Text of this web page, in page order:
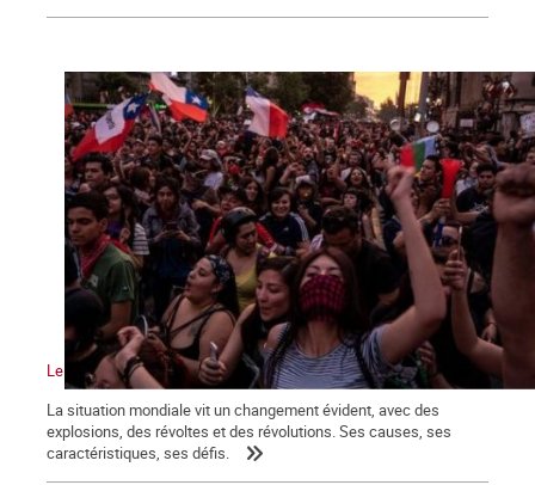
Le vent de la révolution souffle sur le monde
La situation mondiale vit un changement évident, avec des
explosions, des révoltes et des révolutions. Ses causes, ses
caractéristiques, ses défis.